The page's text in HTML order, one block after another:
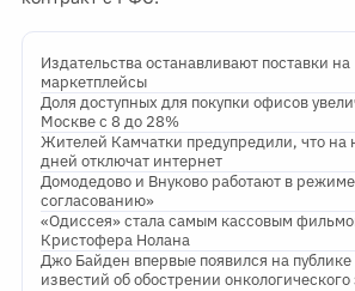
Издательства останавливают поставки на
маркетплейсы
Доля доступных для покупки офисов
Москве с 8 до 28%
Жителей Камчатки предупредили, что на
дней отключат интернет
Домодедово и Внуково работают в
согласованию»
«Одиссея» стала самым кассовым
Кристофера Нолана
Джо Байден впервые появился на публике
известий об обострении